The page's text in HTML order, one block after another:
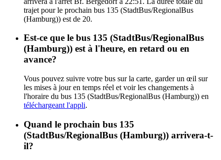
trajet pour le prochain bus 135 (StadtBus/RegionalBus
(Hamburg)) est de 20.
Est-ce que le bus 135 (StadtBus/RegionalBus
(Hamburg)) est à l'heure, en retard ou en
avance?
Vous pouvez suivre votre bus sur la carte, garder un œil sur
les mises à jour en temps réel et voir les changements à
l'horaire du bus 135 (StadtBus/RegionalBus (Hamburg)) en
téléchargeant l'appli.
Quand le prochain bus 135
(StadtBus/RegionalBus (Hamburg)) arrivera-t-
il?